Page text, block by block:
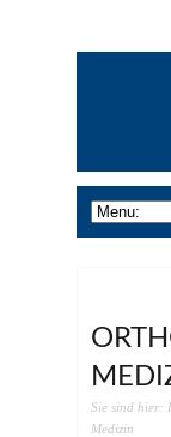
Sie sind hier:
Medizin